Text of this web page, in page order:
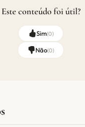
Este conteúdo foi útil?
Sim(0)
Não(0)